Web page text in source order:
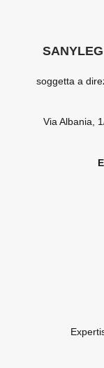
soggetta a
Via Albania,